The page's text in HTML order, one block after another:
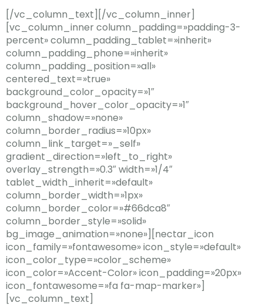
[/vc_column_text][/vc_column_inner]
[vc_column_inner column_padding=»padding-3-
percent» column_padding_tablet=»inherit»
column_padding_phone=»inherit»
column_padding_position=»all»
centered_text=»true»
background_color_opacity=»1″
background_hover_color_opacity=»1″
column_shadow=»none»
column_border_radius=»10px»
column_link_target=»_self»
gradient_direction=»left_to_right»
overlay_strength=»0.3″ width=»1/4″
tablet_width_inherit=»default»
column_border_width=»1px»
column_border_color=»#66dca8″
column_border_style=»solid»
bg_image_animation=»none»][nectar_icon
icon_family=»fontawesome» icon_style=»default»
icon_color_type=»color_scheme»
icon_color=»Accent-Color» icon_padding=»20px»
icon_fontawesome=»fa fa-map-marker»]
[vc_column_text]